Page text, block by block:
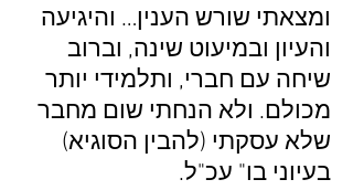
ומצאתי שורש הענין… והיגיעה
והעיון ובמיעוט שינה, וברוב
שיחה עם חברי, ותלמידי יותר
מכולם. ולא הנחתי שום מחבר
שלא עסקתי (להבין הסוגיא)
בעיוני בו" עכ"ל.